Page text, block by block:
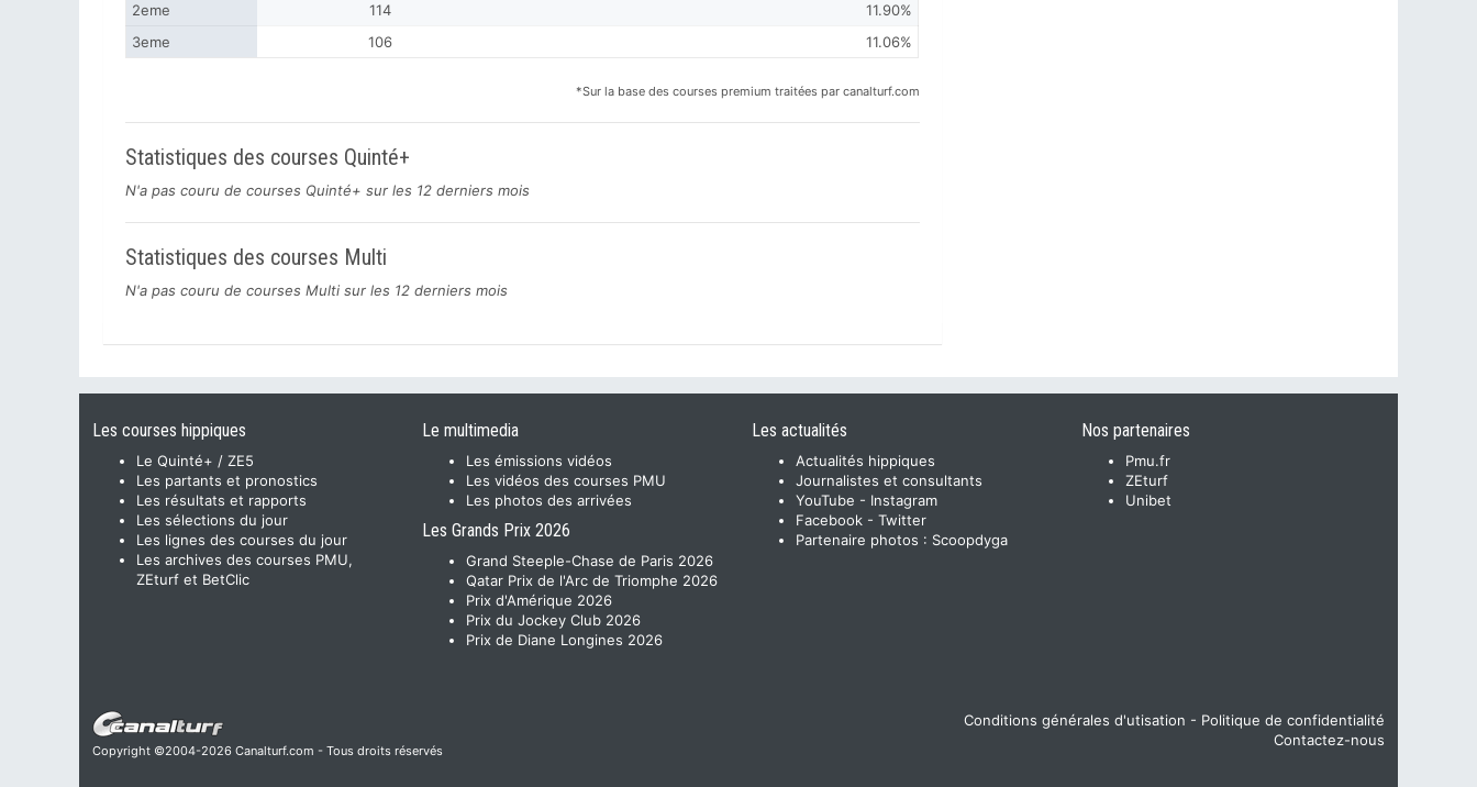
2eme
114
11.90%
3eme
106 11.06%
*Sur la base des courses premium traitées par canalturf.com
Statistiques des courses Quinté+
N'a pas couru de courses Quinté+ sur les 12 derniers mois
Statistiques des courses Multi
N'a pas couru de courses Multi sur les 12 derniers mois
Les courses hippiques
Le Quinté+ / ZE5
Les partants et pronostics
Les résultats et rapports
Les sélections du jour
Les lignes des courses du jour
Les archives des courses PMU,
ZEturf et BetClic
Le multimedia
Les émissions vidéos
Les vidéos des courses PMU
Les photos des arrivées
Les Grands Prix 2026
Grand Steeple-Chase de Paris 2026
Qatar Prix de l'Arc de Triomphe 2026
Prix d'Amérique 2026
Prix du Jockey Club 2026
Prix de Diane Longines 2026
Les actualités
Actualités hippiques
Journalistes et consultants
YouTube - Instagram
Facebook - Twitter
Partenaire photos : Scoopdyga
Nos partenaires
Pmu.fr
ZEturf
Unibet
Copyright ©2004-2026 Canalturf.com - Tous droits réservés
Conditions générales d'utisation - Politique de confidentialité
Contactez-nous